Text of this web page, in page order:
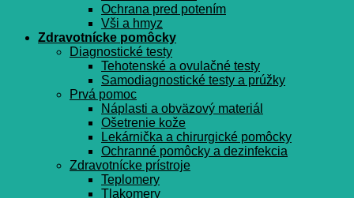
Ochrana pred potením
Vši a hmyz
Zdravotnícke pomôcky
Diagnostické testy
Tehotenské a ovulačné testy
Samodiagnostické testy a prúžky
Prvá pomoc
Náplasti a obväzový materiál
Ošetrenie kože
Lekárnička a chirurgické pomôcky
Ochranné pomôcky a dezinfekcia
Zdravotnícke prístroje
Teplomery
Tlakomery